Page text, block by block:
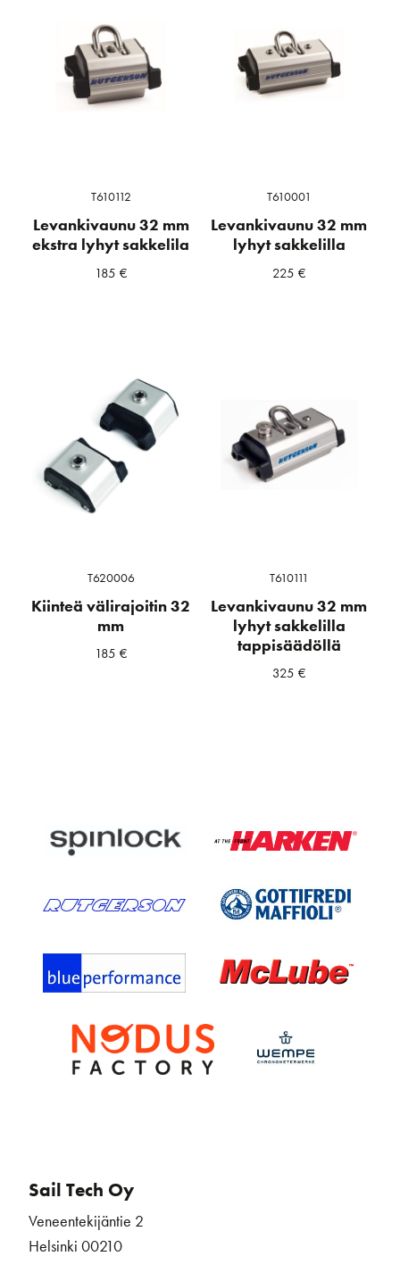
T610112
Levankivaunu 32 mm
ekstra lyhyt sakkelila
185 €
T610001
Levankivaunu 32 mm
lyhyt sakkelilla
225 €
T620006
Kiinteä välirajoitin 32
mm
185 €
T610111
Levankivaunu 32 mm
lyhyt sakkelilla
tappisäädöllä
325 €
Sail Tech Oy
Veneentekijäntie 2
Helsinki 00210